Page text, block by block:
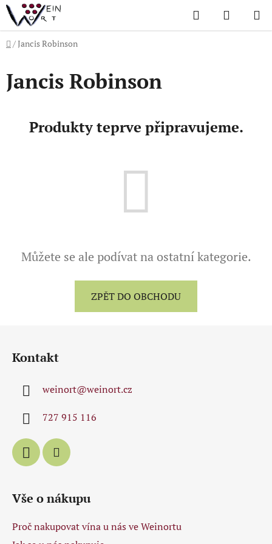
Přejít
na
obsah
Hledat
KOŠÍK
Domů
/Jancis Robinson
Jancis Robinson
Produkty teprve připravujeme.
Můžete se ale podívat na ostatní kategorie.
ZPĚT DO OBCHODU
Kontakt
weinort@weinort.cz
727 915 116
Vše o nákupu
Proč nakupovat vína u nás ve Weinortu